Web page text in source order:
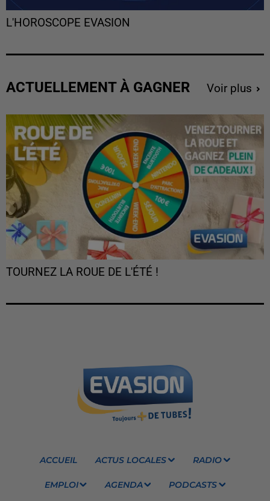
L'HOROSCOPE EVASION
ACTUELLEMENT À GAGNER Voir plus
TOURNEZ LA ROUE DE L'ÉTÉ !
ACCUEIL ACTUS LOCALES RADIO
EMPLOI AGENDA PODCASTS